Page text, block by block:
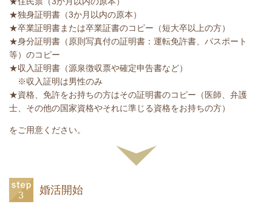
★独身証明書（3か月以内の原本）
★卒業証明書または卒業証書のコピー（短大卒以上の方）
★身分証明書（原則写真付の証明書：運転免許書、パスポート
等）のコピー
★収入証明書（源泉徴収票や確定申告書など）
※収入証明は男性のみ
★資格、免許をお持ちの方はその証明書のコピー（医師、弁護
士、その他の国家資格やそれに準じる資格をお持ちの方）
をご用意ください。
婚活開始